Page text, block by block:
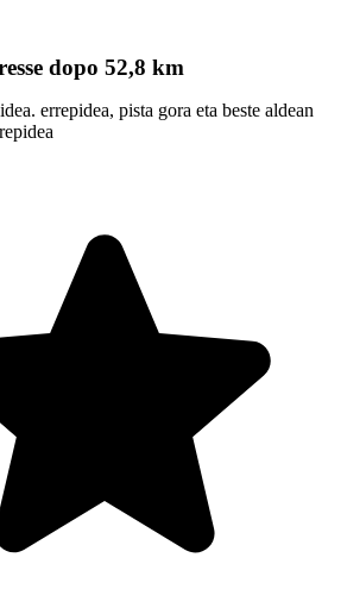
dopo 52,8 km
errepidea, pista gora eta beste aldean